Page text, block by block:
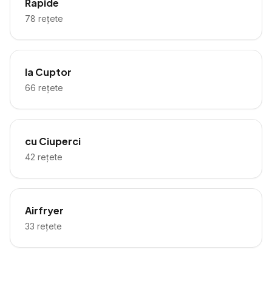
Rapide
78 rețete
la Cuptor
66 rețete
cu Ciuperci
42 rețete
Airfryer
33 rețete